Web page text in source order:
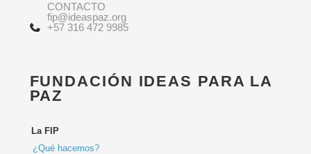
CONTACTO
fip@ideaspaz.org
+57 316 472 9985
FUNDACIÓN IDEAS PARA LA
PAZ
La FIP
¿Qué hacemos?